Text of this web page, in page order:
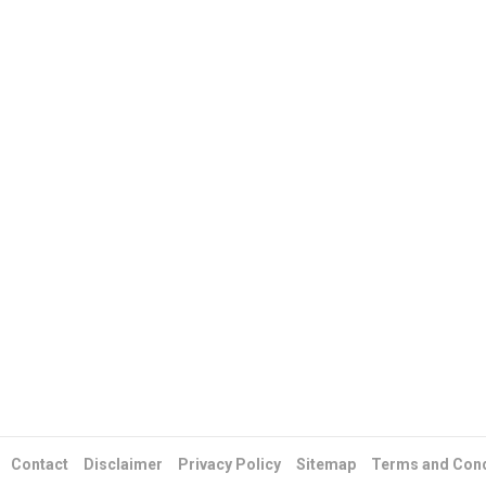
Contact Disclaimer Privacy Policy Sitemap Terms and